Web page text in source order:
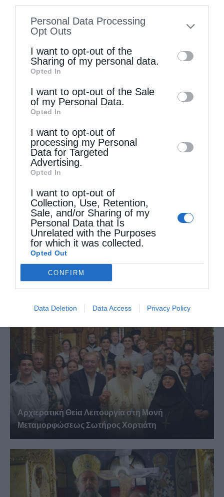
to your opt-out. You may separately opt-out
information by third parties on the IAB’s list
of downstream participants. This
information may also be disclosed by us to
third parties on theIAB’s List of
Downstream Participants
disclose it to other third parties.
Personal Data Processing
Opt Outs
I want to opt-out of the
Sharing of my personal data.
Opted In
I want to opt-out of the Sale
of my Personal Data.
Opted In
I want to opt-out of
processing my Personal
Data for Targeted
Advertising.
Opted In
I want to opt-out of
Collection, Use, Retention,
Sale, and/or Sharing of my
Personal Data that Is
Unrelated with the Purposes
for which it was collected.
Opted Out
CONFIRM
Data Deletion Data Access Privacy Policy
Παρασκευής Παλαιοκάστρου...
Πειραιώς Σεραφείμ: Να χαίρεστε τη ζωή εδώ,
αλλά...
Αρχιερατική Θεία Λειτουργία στη Μονή
Μεταμορφώσεως Σωτήρος Χορτιάτη